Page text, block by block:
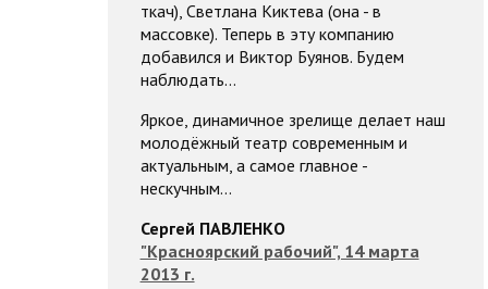
ткач), Светлана Киктева (она - в
массовке). Теперь в эту компанию
добавился и Виктор Буянов. Будем
наблюдать...
Яркое, динамичное зрелище делает наш
молодёжный театр современным и
актуальным, а самое главное -
нескучным...
Сергей ПАВЛЕНКО
"Красноярский рабочий", 14 марта
2013 г.